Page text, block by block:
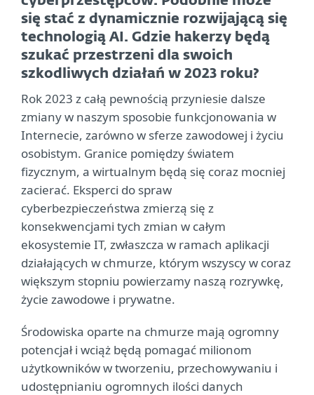
się stać z dynamicznie rozwijającą się
technologią AI. Gdzie hakerzy będą
szukać przestrzeni dla swoich
szkodliwych działań w 2023 roku?
Rok 2023 z całą pewnością przyniesie dalsze
zmiany w naszym sposobie funkcjonowania w
Internecie, zarówno w sferze zawodowej i życiu
osobistym. Granice pomiędzy światem
fizycznym, a wirtualnym będą się coraz mocniej
zacierać. Eksperci do spraw
cyberbezpieczeństwa zmierzą się z
konsekwencjami tych zmian w całym
ekosystemie IT, zwłaszcza w ramach aplikacji
działających w chmurze, którym wszyscy w coraz
większym stopniu powierzamy naszą rozrywkę,
życie zawodowe i prywatne.
Środowiska oparte na chmurze mają ogromny
potencjał i wciąż będą pomagać milionom
użytkowników w tworzeniu, przechowywaniu i
udostępnianiu ogromnych ilości danych